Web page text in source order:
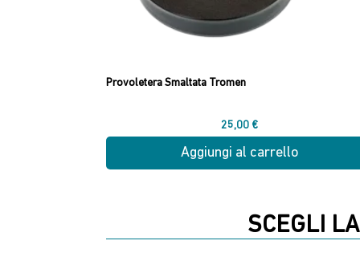
Provoletera Smaltata Tromen
25,00 €
Aggiungi al carrello
SCEGLI